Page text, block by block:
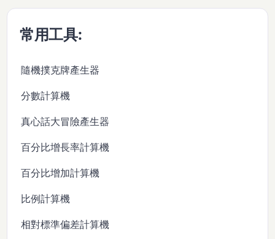
常用工具:
隨機撲克牌產生器
分數計算機
真心話大冒險產生器
百分比增長率計算機
百分比增加計算機
比例計算機
相對標準偏差計算機